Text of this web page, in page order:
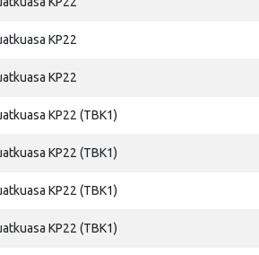
KP22
KP22
KP22 (TBK1)
KP22 (TBK1)
KP22 (TBK1)
KP22 (TBK1)